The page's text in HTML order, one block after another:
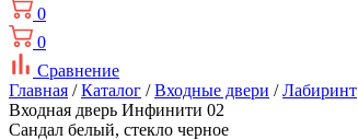
0
0
Сравнение
Главная /Каталог /Входные двери /Лабиринт
Входная дверь Инфинити 02
Сандал белый, стекло черное